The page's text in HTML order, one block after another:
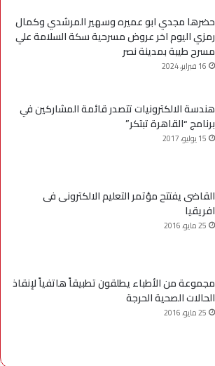
حضرها مجدي ابو عميره وسهير المرشدي وكمال
رمزي اليوم اخر عروض مسرحية سكة السلامة علي
مسرح طيبة بمدينة نصر
16 فبراير، 2024
هندسة الالكترونيات تتصدر قائمة المشاركين في
برنامج “القاهرة تبتكر”
15 يوليو، 2017
القاضى يفتتح مؤتمر التعليم الالكترونى فى
افريقيا
25 مايو، 2016
مجموعة من الأطباء يطلقون تطبيقاً هاتفياً لإنقاذ
الحالات الصحية الحرجة
25 مايو، 2016